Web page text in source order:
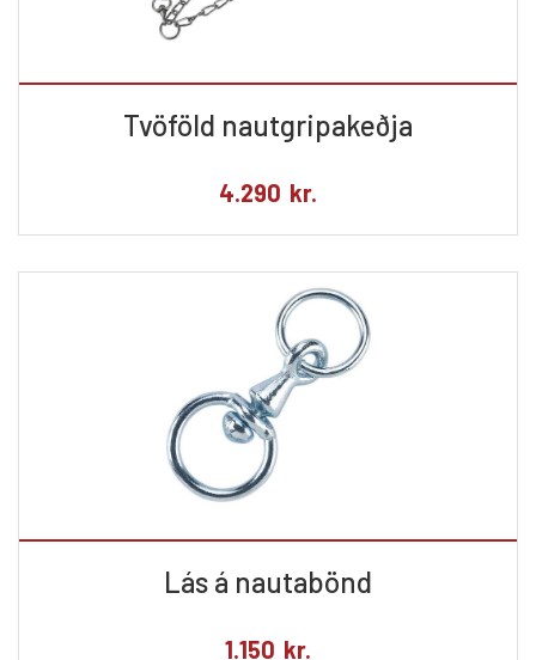
Tvöföld nautgripakeðja
4.290 kr.
Lás á nautabönd
1.150 kr.